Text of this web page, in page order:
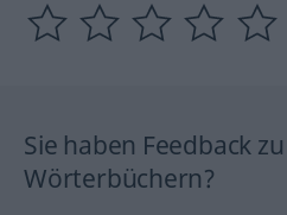
Sie haben Feedback
Wörterbüchern?